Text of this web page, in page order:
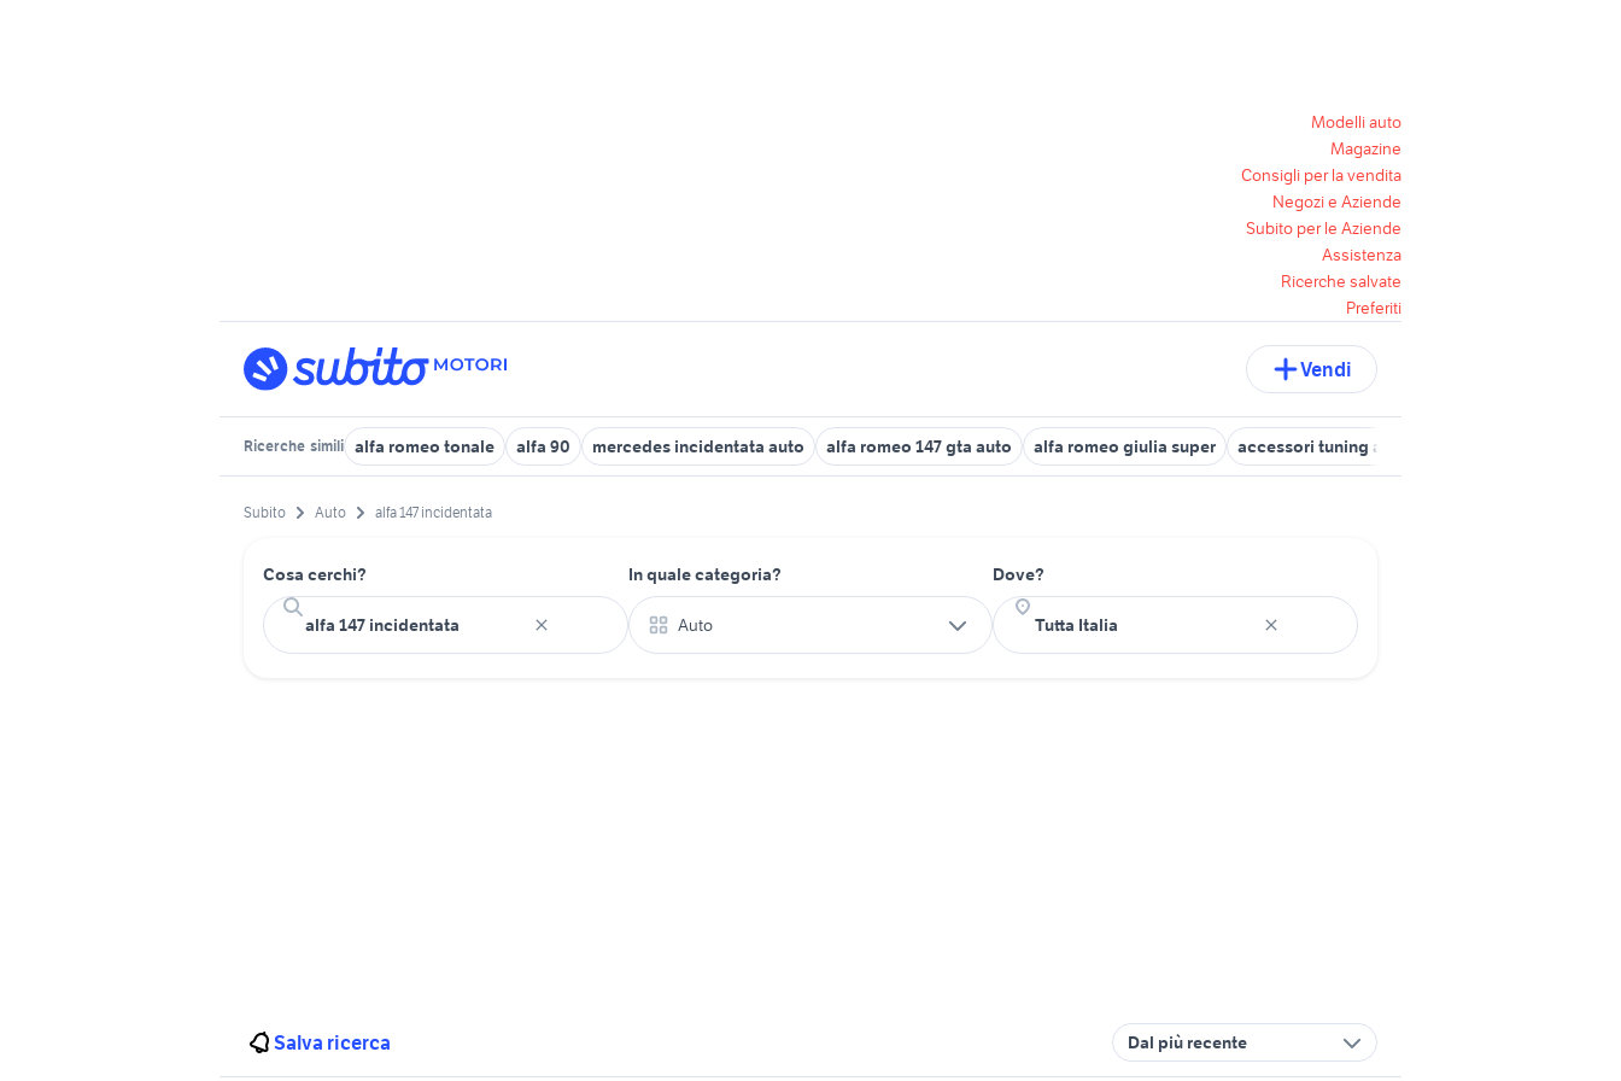
Modelli auto
Magazine
Consigli per la vendita
Negozi e Aziende
Subito per le Aziende
Assistenza
Ricerche salvate
Preferiti
Vendi
Ricerche simili alfa romeo tonale alfa 90 mercedes incidentata auto alfa romeo 147 gta auto alfa romeo giulia super accessori tuning alfa 147
Subito Auto alfa 147 incidentata
Cosa cerchi? In quale categoria?
Auto
Dove?
Salva ricerca Dal più recente